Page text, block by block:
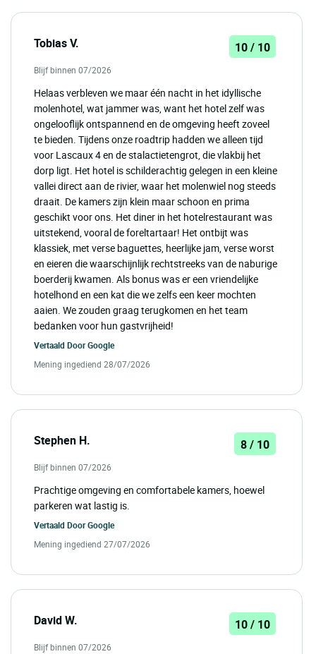
Tobias V. 10 / 10
Blijf binnen 07/2026
Helaas verbleven we maar één nacht in het idyllische
molenhotel, wat jammer was, want het hotel zelf was
ongelooflijk ontspannend en de omgeving heeft zoveel
te bieden. Tijdens onze roadtrip hadden we alleen tijd
voor Lascaux 4 en de stalactietengrot, die vlakbij het
dorp ligt. Het hotel is schilderachtig gelegen in een kleine
vallei direct aan de rivier, waar het molenwiel nog steeds
draait. De kamers zijn klein maar schoon en prima
geschikt voor ons. Het diner in het hotelrestaurant was
uitstekend, vooral de foreltartaar! Het ontbijt was
klassiek, met verse baguettes, heerlijke jam, verse worst
en eieren die waarschijnlijk rechtstreeks van de naburige
boerderij kwamen. Als bonus was er een vriendelijke
hotelhond en een kat die we zelfs een keer mochten
aaien. We zouden graag terugkomen en het team
bedanken voor hun gastvrijheid!
Vertaald DoorGoogle
Mening ingediend 28/07/2026
Stephen H. 8 / 10
Blijf binnen 07/2026
Prachtige omgeving en comfortabele kamers, hoewel
parkeren wat lastig is.
Vertaald DoorGoogle
Mening ingediend 27/07/2026
David W. 10 / 10
Blijf binnen 07/2026